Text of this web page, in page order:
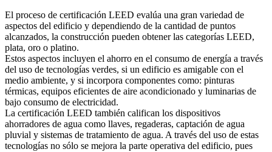
El proceso de certificación LEED evalúa una gran variedad de
aspectos del edificio y dependiendo de la cantidad de puntos
alcanzados, la construcción pueden obtener las categorías LEED,
plata, oro o platino.
Estos aspectos incluyen el ahorro en el consumo de energía a través
del uso de tecnologías verdes, si un edificio es amigable con el
medio ambiente, y si incorpora componentes como: pinturas
térmicas, equipos eficientes de aire acondicionado y luminarias de
bajo consumo de electricidad.
La certificación LEED también califican los dispositivos
ahorradores de agua como llaves, regaderas, captación de agua
pluvial y sistemas de tratamiento de agua. A través del uso de estas
tecnologías no sólo se mejora la parte operativa del edificio, pues